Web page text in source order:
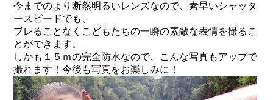
今までのより断然明るいレンズなので、素早いシャッタ
ースピードでも、
ブレることなくこどもたちの一瞬の素敵な表情を撮るこ
とができます。
しかも１５ｍの完全防水なので、こんな写真もアップで
撮れます！今後も写真をお楽しみに！